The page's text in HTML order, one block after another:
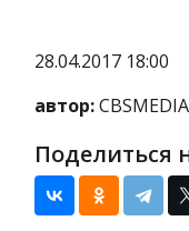
28.04.2017 18:00
автор:CBSMEDIA
Поделиться